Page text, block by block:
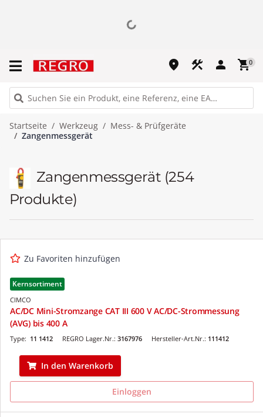
place construction person shopping_cart0
Startseite Werkzeug
Mess- & Prüfgeräte
Zangenmessgerät
Zangenmessgerät (254
Produkte)
Zu Favoriten hinzufügen
Kernsortiment
CIMCO
AC/DC Mini-Stromzange CAT III 600 V AC/DC-Strommessung
(AVG) bis 400 A
REGRO Lager.Nr.: 3167976
Type: 11 1412 Hersteller-Art.Nr.: 111412
In den Warenkorb
Einloggen